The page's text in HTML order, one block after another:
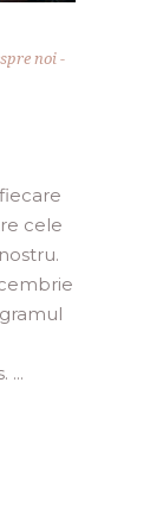
noi
cele